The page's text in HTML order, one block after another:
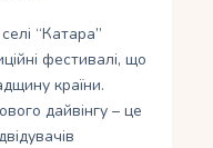
“Катара”
фестивалі, що
країни.
дайвінгу – це